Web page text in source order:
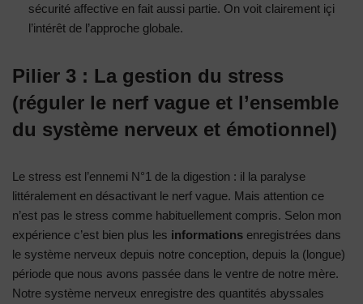
sécurité affective en fait aussi partie. On voit clairement içi
l’intérêt de l’approche globale.
Pilier 3 : La gestion du stress
(réguler le nerf vague et l’ensemble
du système nerveux et émotionnel)
Le stress est l’ennemi N°1 de la digestion : il la paralyse
littéralement en désactivant le nerf vague. Mais attention ce
n’est pas le stress comme habituellement compris. Selon mon
expérience c’est bien plus les informations enregistrées dans
le système nerveux depuis notre conception, depuis la (longue)
période que nous avons passée dans le ventre de notre mère.
Notre système nerveux enregistre des quantités abyssales